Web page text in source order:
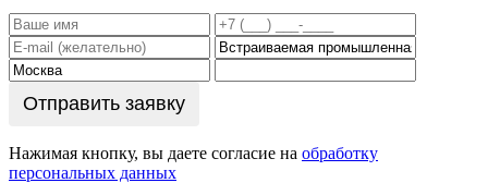
Отправить заявку
Нажимая кнопку, вы даете согласие на обработку
персональных данных